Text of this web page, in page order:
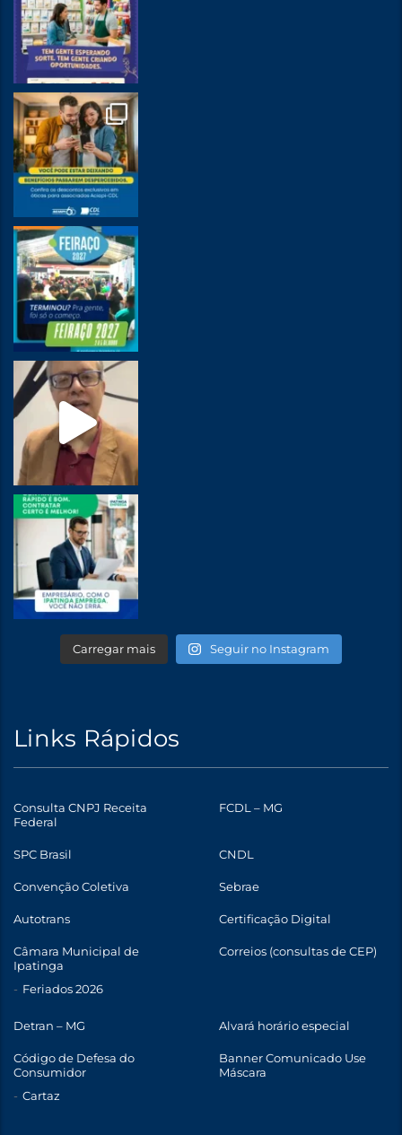
Carregar mais Seguir no Instagram
Links Rápidos
Consulta CNPJ Receita
Federal
FCDL – MG
SPC Brasil CNDL
Convenção Coletiva Sebrae
Autotrans Certificação Digital
Câmara Municipal de
Ipatinga
Feriados 2026
Correios (consultas de CEP)
Detran – MG Alvará horário especial
Código de Defesa do
Consumidor
Cartaz
Banner Comunicado Use
Máscara